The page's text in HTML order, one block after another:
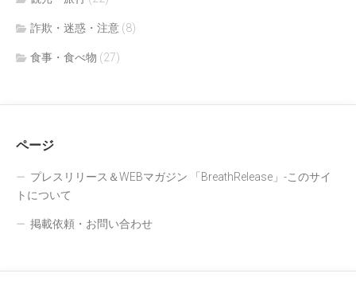
詐欺・迷惑・注意 (8)
食事・食べ物 (27)
ページ
プレスリリース＆WEBマガジン 「BreathRelease」-このサイ
トについて
掲載依頼・お問い合わせ